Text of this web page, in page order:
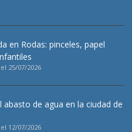
en Rodas: pinceles, papel
25/07/2026
abasto de agua en la ciudad de
12/07/2026